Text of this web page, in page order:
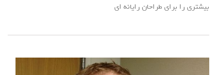
بیشتری را برای طراحان رایانه ای